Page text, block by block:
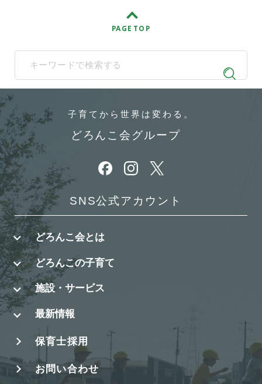
PAGE TOP
When autocomplete results are available use up and down
子育てから 世界は変わる。
どろんこ会グループ
別ウィンドウで開きます
別ウィンドウで開きます
別ウィンドウで開きます
SNS公式アカウント
どろんこ会とは
どろんこの子育て
施設・サービス
最新情報
保育士採用
お問い合わせ